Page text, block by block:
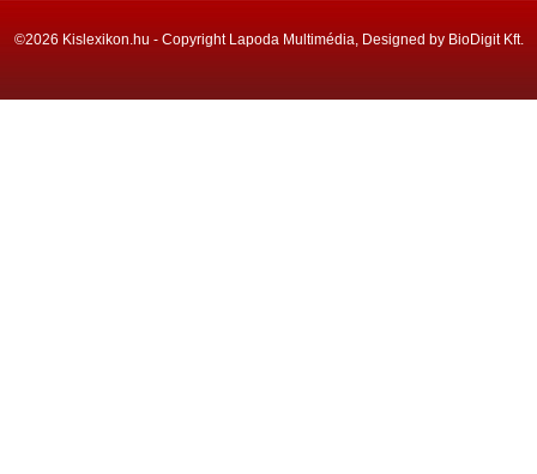
©2026 Kislexikon.hu - Copyright Lapoda Multimédia, Designed by BioDigit Kft.